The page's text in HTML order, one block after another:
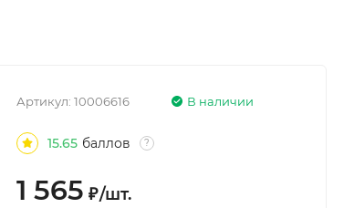
В наличии
Артикул:10006616
15.65 баллов ?
1 565 ₽/шт.